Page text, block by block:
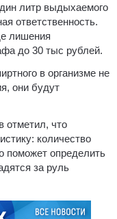
литр выдыхаемого
ответственность.
лишения
до 30 тыс рублей.
в организме не
они будут
отметил, что
количество
поможет определить
за руль